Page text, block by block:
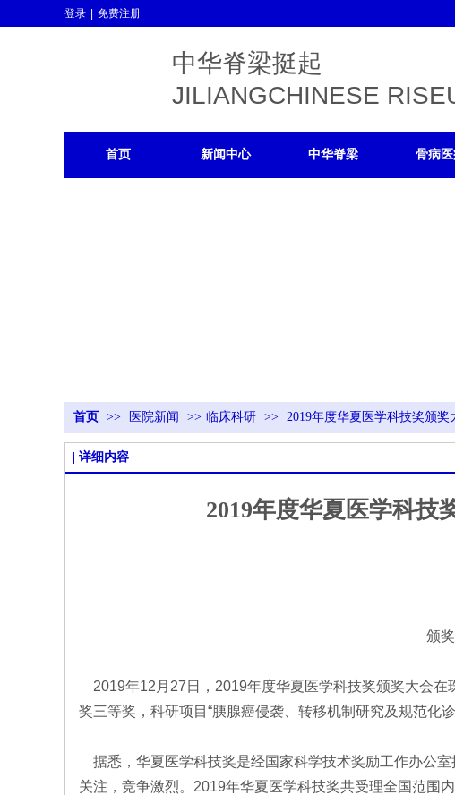
中华脊梁挺起
JILIANGCHINESE
首页 新闻中心 中华脊梁 骨病
登录 免费注册
首页 >> 医院新闻 >> 临床科研 >> 2019年度华夏医学科技奖颁
详细内容
2019年度华夏医学科技
颁
2019年12月27日，2019年度华夏医学科技奖颁奖大会在
奖三等奖，科研项目“胰腺癌侵袭、转移机制研究及规范化诊
据悉，华夏医学科技奖是经国家科学技术奖励工作办公
关注，竞争激烈。2019年华夏医学科技奖共受理全国范围